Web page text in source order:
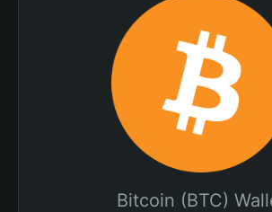
Bitcoin (BTC)